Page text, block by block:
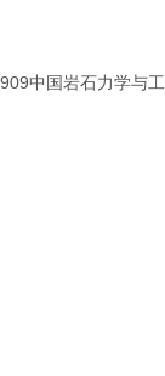
中国岩石力学与工